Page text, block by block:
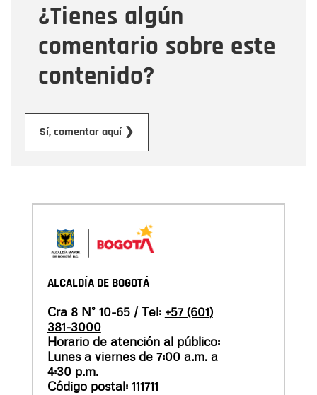
¿Tienes algún
comentario sobre este
contenido?
Sí, comentar aquí ❯
Mensaje
ALCALDÍA DE BOGOTÁ
Cra 8 N° 10-65 / Tel: +57 (601)
381-3000
Horario de atención al público:
Lunes a viernes de 7:00 a.m. a
4:30 p.m.
Código postal: 111711